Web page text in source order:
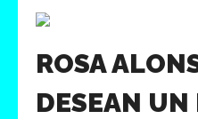
ROSA
DESEAN